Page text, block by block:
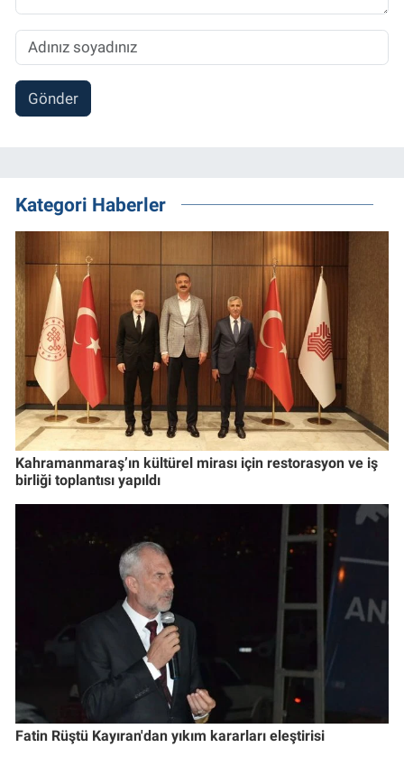
Gönder
Kategori Haberler
Kahramanmaraş’ın kültürel mirası için restorasyon ve iş
birliği toplantısı yapıldı
Fatin Rüştü Kayıran'dan yıkım kararları eleştirisi